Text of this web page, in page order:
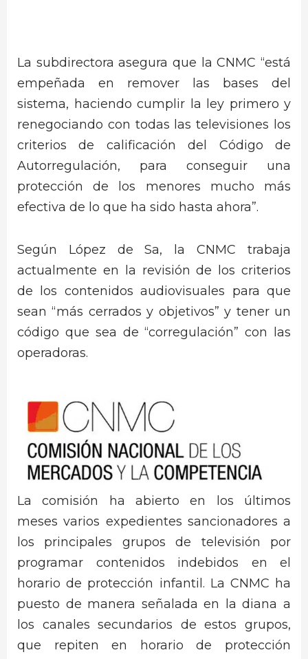
La subdirectora asegura que la CNMC “está
empeñada en remover las bases del
sistema, haciendo cumplir la ley primero y
renegociando con todas las televisiones los
criterios de calificación del Código de
Autorregulación, para conseguir una
protección de los menores mucho más
efectiva de lo que ha sido hasta ahora”.
Según López de Sa, la CNMC trabaja
actualmente en la revisión de los criterios
de los contenidos audiovisuales para que
sean “más cerrados y objetivos” y tener un
código que sea de “corregulación” con las
operadoras.
La comisión ha abierto en los últimos
meses varios expedientes sancionadores a
los principales grupos de televisión por
programar contenidos indebidos en el
horario de protección infantil. La CNMC ha
puesto de manera señalada en la diana a
los canales secundarios de estos grupos,
que repiten en horario de protección